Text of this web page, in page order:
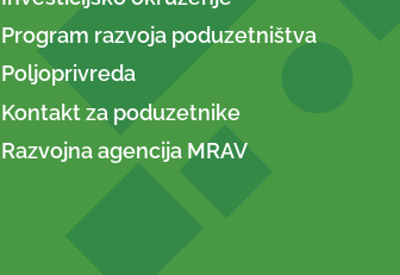
Program razvoja poduzetništva
Poljoprivreda
Kontakt za poduzetnike
Razvojna agencija MRAV